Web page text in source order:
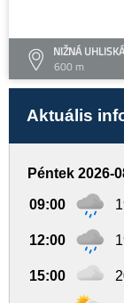
NIŽNÁ UHLISKÁ
600 m
Aktuális
Péntek 2026-
09:00
12:00
15:00